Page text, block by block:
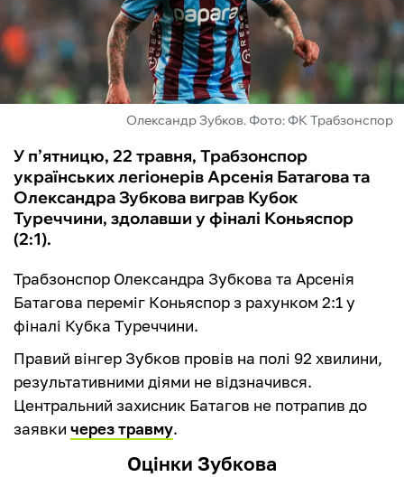
ІНШІ
БУКМЕКЕРИ
Олександр Зубков. Фото: ФК Трабзонспор
У п’ятницю, 22 травня, Трабзонспор
українських легіонерів Арсенія Батагова та
Олександра Зубкова виграв Кубок
Туреччини, здолавши у фіналі Коньяспор
(2:1).
Трабзонспор Олександра Зубкова та Арсенія
Батагова переміг Коньяспор з рахунком 2:1 у
фіналі Кубка Туреччини.
Правий вінгер Зубков провів на полі 92 хвилини,
результативними діями не відзначився.
Центральний захисник Батагов не потрапив до
заявки через травму.
Оцінки Зубкова